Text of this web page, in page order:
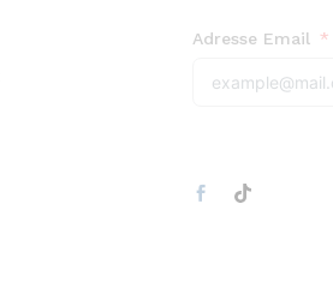
Adresse Email